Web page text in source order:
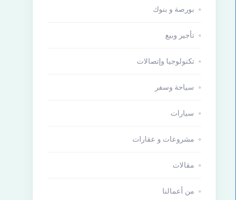
بورصة و بنوك
تأجير وبيع
تكنولوجيا وإتصالات
سياحة وسفر
سيارات
مشروعات و عقارات
مقالات
من أعمالنا